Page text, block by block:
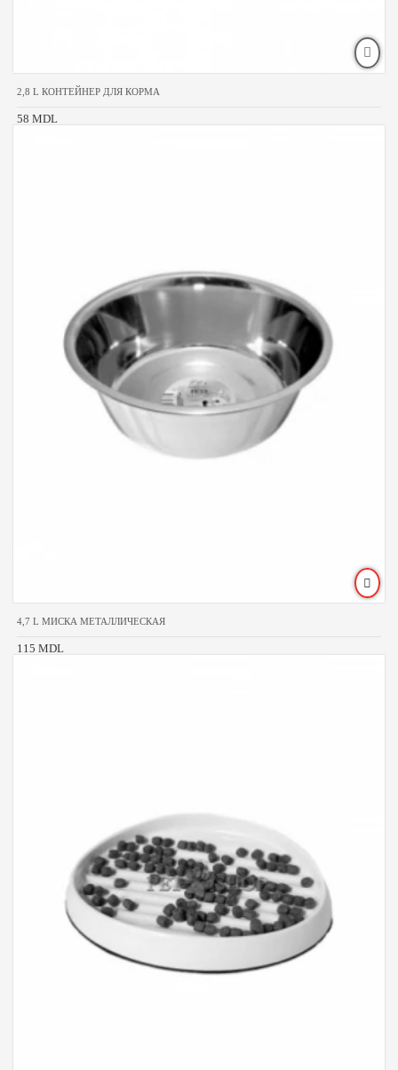
2,8 L КОНТЕЙНЕР ДЛЯ КОРМА
58 MDL
4,7 L МИСКА МЕТАЛЛИЧЕСКАЯ
115 MDL